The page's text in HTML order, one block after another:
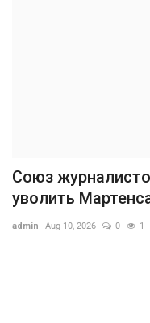
Союз
уволить
admin Aug 10, 2026 0 1